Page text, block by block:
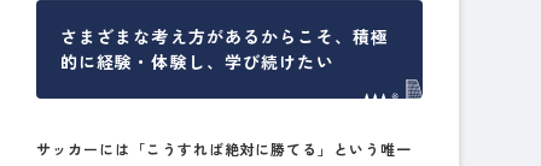
さまざまな考え方があるからこそ、積極
的に経験・体験し、学び続けたい
サッカーには「こうすれば絶対に勝てる」という唯一